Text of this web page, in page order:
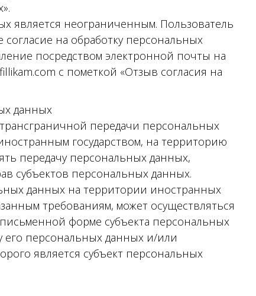
является неограниченным. Пользователь
на обработку персональных
посредством электронной почты на
с пометкой «Отзыв согласия на
данных
передачи персональных
государством, на территорию
передачу персональных данных,
субъектов персональных данных.
данных на территории иностранных
требованиям, может осуществляться
форме субъекта персональных
его персональных данных и/или
является субъект персональных